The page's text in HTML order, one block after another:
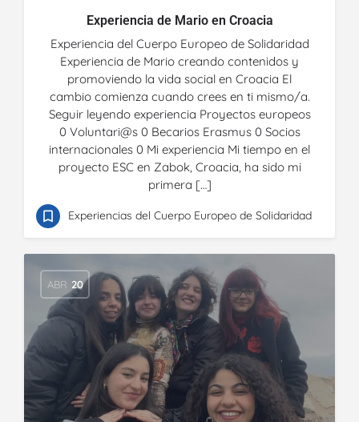
Experiencia de Mario en Croacia
Experiencia del Cuerpo Europeo de Solidaridad
Experiencia de Mario creando contenidos y
promoviendo la vida social en Croacia El
cambio comienza cuando crees en ti mismo/a.
Seguir leyendo experiencia Proyectos europeos
0 Voluntari@s 0 Becarios Erasmus 0 Socios
internacionales 0 Mi experiencia Mi tiempo en el
proyecto ESC en Zabok, Croacia, ha sido mi
primera […]
Experiencias del Cuerpo Europeo de Solidaridad
ABR 20